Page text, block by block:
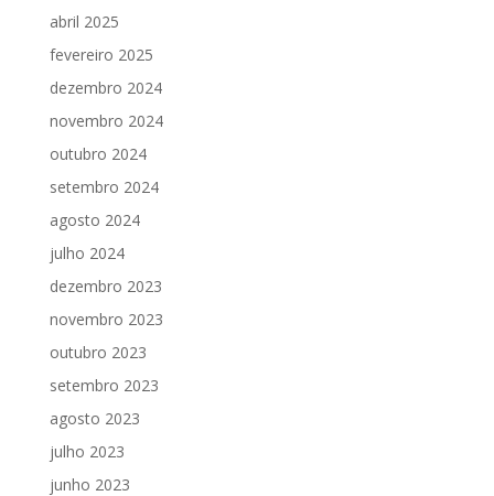
abril 2025
fevereiro 2025
dezembro 2024
novembro 2024
outubro 2024
setembro 2024
agosto 2024
julho 2024
dezembro 2023
novembro 2023
outubro 2023
setembro 2023
agosto 2023
julho 2023
junho 2023